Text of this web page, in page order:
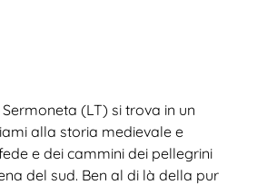
(LT) si trova in un
alla storia medievale e
e dei cammini dei pellegrini
del sud. Ben al di là della pur